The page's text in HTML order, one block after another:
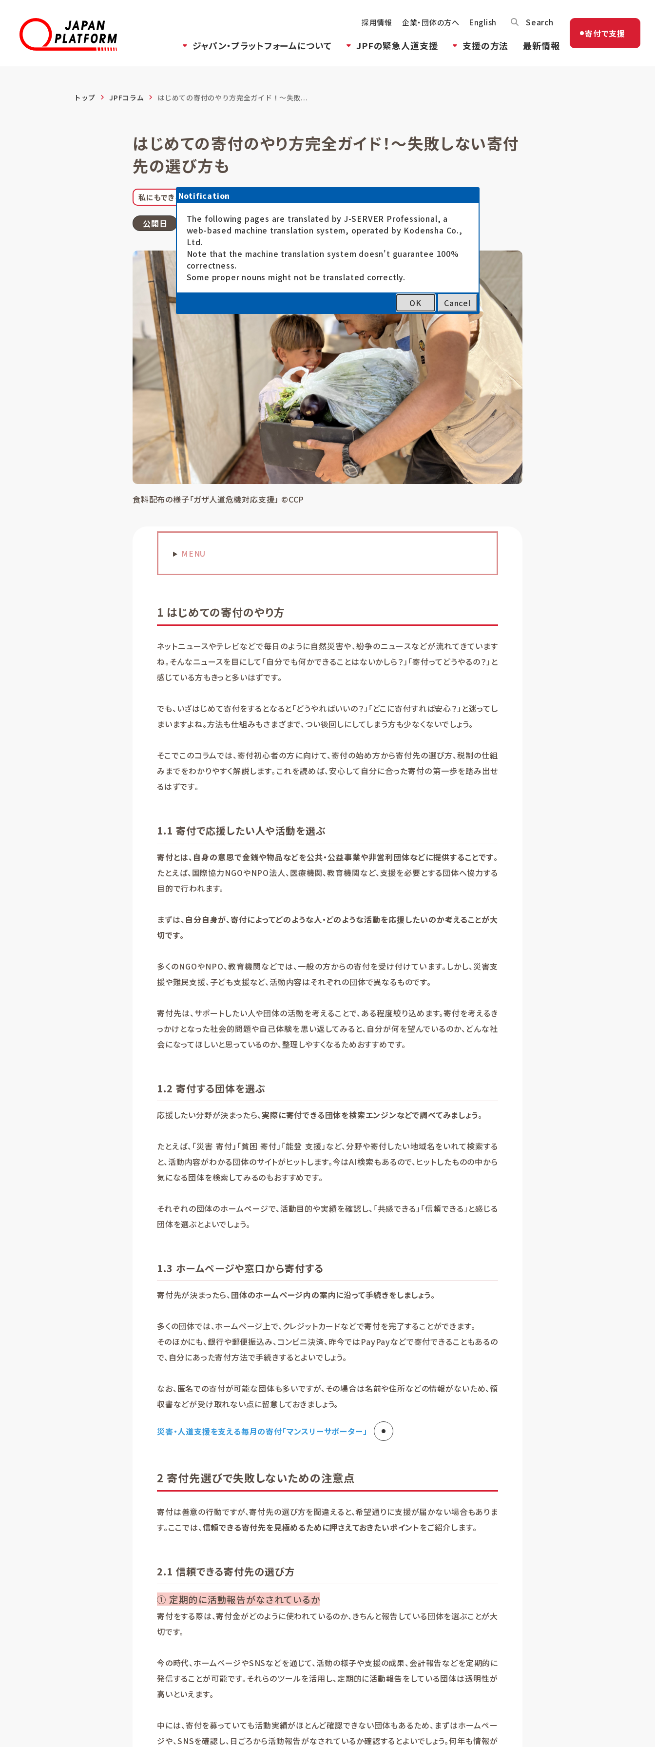
採用情報 企業・団体の方へ English Search
ジャパン・プラットフォームについて JPFの緊急人道支援 支援の方法 最新情報
寄付で支援
トップ JPFコラム はじめての寄付のやり方完全ガイド！～失敗...
はじめての寄付のやり方完全ガイド！～失敗しない寄付
先の選び方も
私にもできること
公開日 25.11.07最終更新日
食料配布の様子「ガザ人道危機対応支援」 ©CCP
MENU
1 はじめての寄付のやり方
ネットニュースやテレビなどで毎日のように自然災害や、紛争のニュースなどが流れてきています
ね。そんなニュースを目にして「自分でも何かできることはないかしら？」「寄付ってどうやるの？」と
感じている方もきっと多いはずです。
でも、いざはじめて寄付をするとなると「どうやればいいの？」「どこに寄付すれば安心？」と迷ってし
まいますよね。方法も仕組みもさまざまで、つい後回しにしてしまう方も少なくないでしょう。
そこでこのコラムでは、寄付初心者の方に向けて、寄付の始め方から寄付先の選び方、税制の仕組
みまでをわかりやすく解説します。これを読めば、安心して自分に合った寄付の第一歩を踏み出せ
るはずです。
1.1 寄付で応援したい人や活動を選ぶ
寄付とは、自身の意思で金銭や物品などを公共・公益事業や非営利団体などに提供することです。
たとえば、国際協力NGOやNPO法人、医療機関、教育機関など、支援を必要とする団体へ協力する
目的で行われます。
まずは、 自分自身が、寄付によってどのような人・どのような活動を応援したいのか考えることが大
切です。
多くのNGOやNPO、教育機関などでは、一般の方からの寄付を受け付けています。しかし、災害支
援や難民支援、子ども支援など、活動内容はそれぞれの団体で異なるものです。
寄付先は、サポートしたい人や団体の活動を考えることで、ある程度絞り込めます。寄付を考えるき
っかけとなった社会的問題や自己体験を思い返してみると、自分が何を望んでいるのか、どんな社
会になってほしいと思っているのか、整理しやすくなるためおすすめです。
1.2 寄付する団体を選ぶ
応援したい分野が決まったら、実際に寄付できる団体を検索エンジンなどで調べてみましょう。
たとえば、「災害 寄付」「貧困 寄付」「能登 支援」など、分野や寄付したい地域名をいれて検索する
と、活動内容がわかる団体のサイトがヒットします。今はAI検索もあるので、ヒットしたものの中から
気になる団体を検索してみるのもおすすめです。
それぞれの団体のホームページで、活動目的や実績を確認し、「共感できる」「信頼できる」と感じる
団体を選ぶとよいでしょう。
1.3 ホームページや窓口から寄付する
寄付先が決まったら、団体のホームページ内の案内に沿って手続きをしましょう。
多くの団体では、ホームページ上で、クレジットカードなどで寄付を完了することができます。
そのほかにも、銀行や郵便振込み、コンビニ決済、昨今ではPayPayなどで寄付できることもあるの
で、自分にあった寄付方法で手続きするとよいでしょう。
なお、匿名での寄付が可能な団体も多いですが、その場合は名前や住所などの情報がないため、領
収書などが受け取れない点に留意しておきましょう。
災害・人道支援を支える毎月の寄付「マンスリーサポーター」
2 寄付先選びで失敗しないための注意点
寄付は善意の行動ですが、寄付先の選び方を間違えると、希望通りに支援が届かない場合もありま
す。ここでは、信頼できる寄付先を見極めるために押さえておきたいポイントをご紹介します。
2.1 信頼できる寄付先の選び方
① 定期的に活動報告がなされているか
寄付をする際は、寄付金がどのように使われているのか、きちんと報告している団体を選ぶことが大
切です。
今の時代、ホームページやSNSなどを通じて、活動の様子や支援の成果、会計報告などを定期的に
発信することが可能です。それらのツールを活用し、定期的に活動報告をしている団体は透明性が
高いといえます。
中には、寄付を募っていても活動実績がほとんど確認できない団体もあるため、まずはホームペー
ジや、SNSを確認し、日ごろから活動報告がなされているか確認するとよいでしょう。何年も情報が
Notification
The following pages are translated by J-SERVER Professional, a
web-based machine translation system, operated by Kodensha Co.,
Ltd.
Note that the machine translation system doesn't guarantee 100%
correctness.
Some proper nouns might not be translated correctly.
OK Cancel